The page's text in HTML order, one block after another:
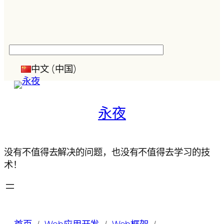
中文 (中国)
永夜
没有不值得去解决的问题，也没有不值得去学习的技
术！